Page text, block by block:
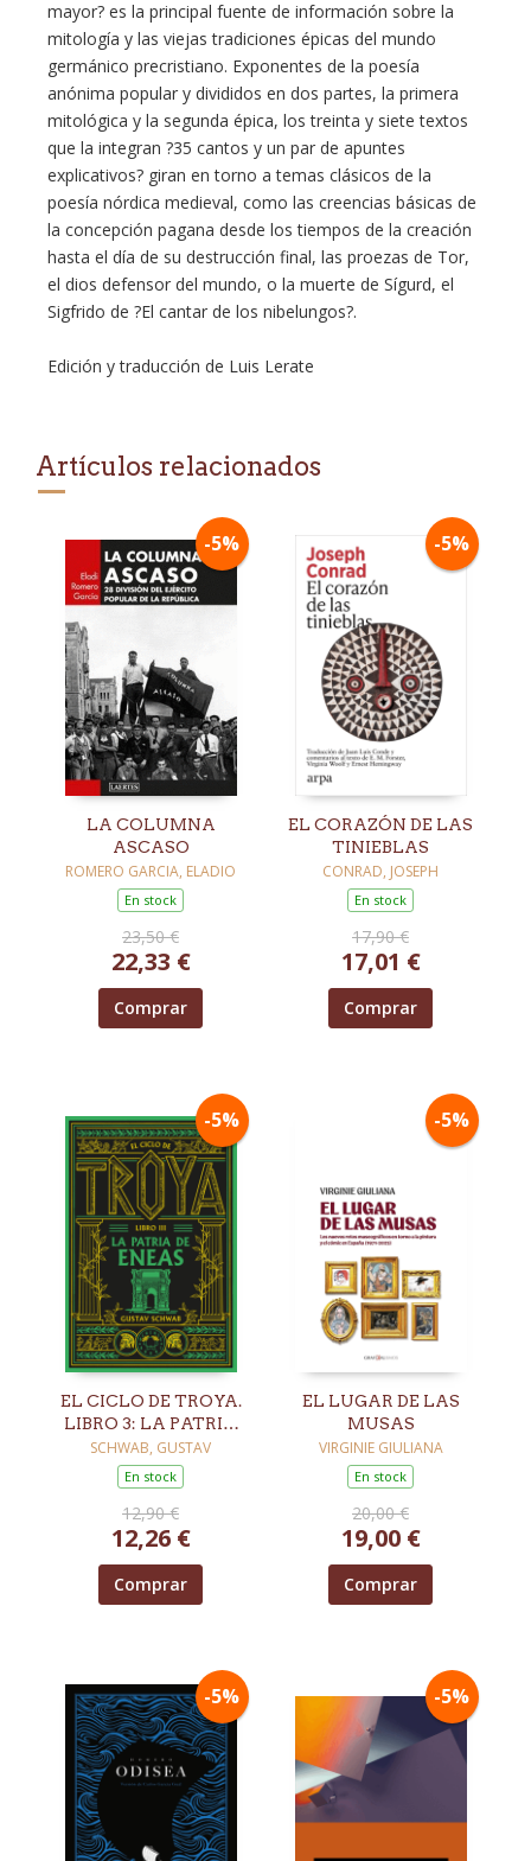
mayor? es la principal fuente de información sobre la
mitología y las viejas tradiciones épicas del mundo
germánico precristiano. Exponentes de la poesía
anónima popular y divididos en dos partes, la primera
mitológica y la segunda épica, los treinta y siete textos
que la integran ?35 cantos y un par de apuntes
explicativos? giran en torno a temas clásicos de la
poesía nórdica medieval, como las creencias básicas de
la concepción pagana desde los tiempos de la creación
hasta el día de su destrucción final, las proezas de Tor,
el dios defensor del mundo, o la muerte de Sígurd, el
Sigfrido de ?El cantar de los nibelungos?.
Edición y traducción de Luis Lerate
Artículos relacionados
-5%
LA COLUMNA
ASCASO
ROMERO GARCIA, ELADIO
En stock
23,50 €
22,33 €
Comprar
-5%
EL CORAZÓN DE LAS
TINIEBLAS
CONRAD, JOSEPH
En stock
17,90 €
17,01 €
Comprar
-5%
EL CICLO DE TROYA.
LIBRO 3: LA PATRIA
DE ENEAS
SCHWAB, GUSTAV
En stock
12,90 €
12,26 €
Comprar
-5%
EL LUGAR DE LAS
MUSAS
VIRGINIE GIULIANA
En stock
20,00 €
19,00 €
Comprar
-5% -5%